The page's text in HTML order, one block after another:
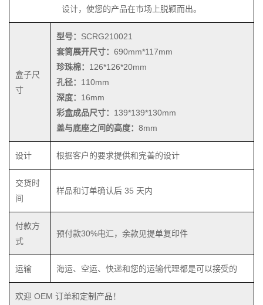
设计，使您的产品在市场上脱颖而出。
盒子尺
寸
型号： SCRG210021
套筒展开尺寸： 690mm*117mm
珍珠棉： 126*126*20mm
孔径： 110mm
深度： 16mm
彩盒成品尺寸： 139*139*130mm
盖与底座之间的高度： 8mm
设计 根据客户的要求提供和完善的设计
交货时
间
样品和订单确认后 35 天内
付款方
式
预付款30%电汇，余款见提单复印件
运输 海运、空运、快递和您的运输代理都是可以接受的
欢迎 OEM 订单和定制产品！